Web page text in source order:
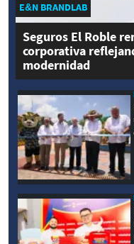
E&N BRANDLAB
Seguros El Roble
corporativa
modernidad